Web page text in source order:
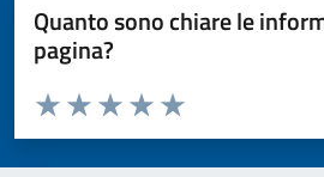
Quanto sono chiare le
pagina?
Valuta da 1 a 5 stelle la pagina
Valuta 5 stelle su 5
Valuta 4 stelle su 5
Valuta 3 stelle su 5
Valuta 2 stelle su 5
Valuta 1 stelle su 5